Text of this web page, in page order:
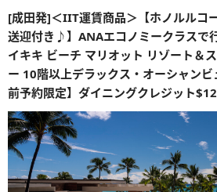
[成田発]＜IIT運賃商品＞【ホノルルコ
送迎付き♪】ANAエコノミークラスで
イキキ ビーチ マリオット リゾート＆
ー 10階以上デラックス・オーシャン
前予約限定】ダイニングクレジット